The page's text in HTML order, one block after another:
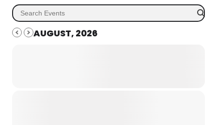
AUGUST, 2026